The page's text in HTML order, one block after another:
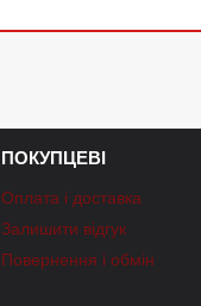
ПОКУПЦЕВІ
Оплата і доставка
Залишити відгук
Повернення і обмін